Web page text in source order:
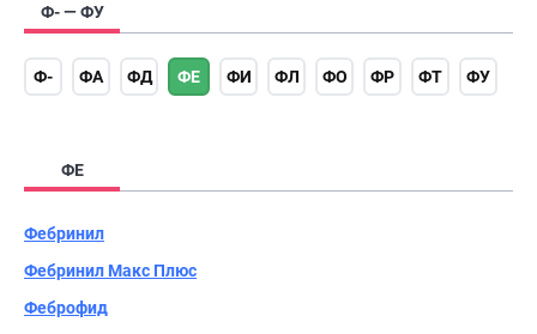
Ф- — ФУ
Ф- ФА ФД ФЕ ФИ ФЛ ФО ФР ФТ ФУ
ФЕ
Фебринил
Фебринил Макс Плюс
Феброфид